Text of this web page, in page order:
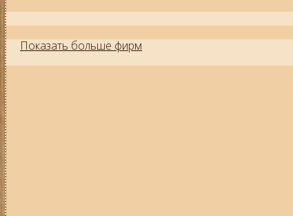
Показать больше фирм